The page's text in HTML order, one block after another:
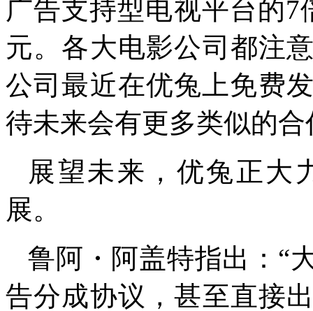
广告支持型电视平台的7
元。各大电影公司都注
公司最近在优兔上免费
待未来会有更多类似的合
展望未来，优兔正大
展。
鲁阿・阿盖特指出：“
告分成协议，甚至直接